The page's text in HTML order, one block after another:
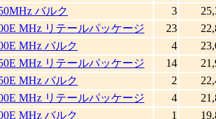
バルク
3
MHz リテールパッケージ
23
MHz バルク
4
MHz リテールパッケージ
14
MHz バルク
2
MHz リテールパッケージ
4
MHz バルク
1